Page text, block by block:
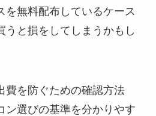
を無料配布しているケース
うと損をしてしまうかもし
費を防ぐための確認方法
ン選びの基準を分かりやす